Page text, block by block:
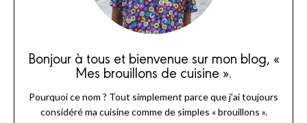
Bonjour à tous et bienvenue sur mon blog, «
Mes brouillons de cuisine ».
Pourquoi ce nom ? Tout simplement parce que j'ai toujours
considéré ma cuisine comme de simples « brouillons ».